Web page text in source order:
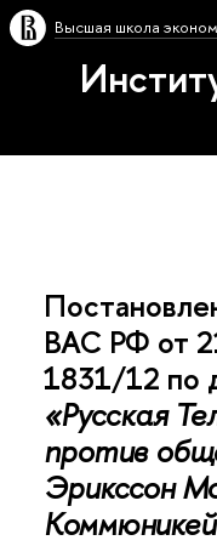
Высшая школа
ВАС РФ от
1831/12 по
«Русская
против
Эрикссон